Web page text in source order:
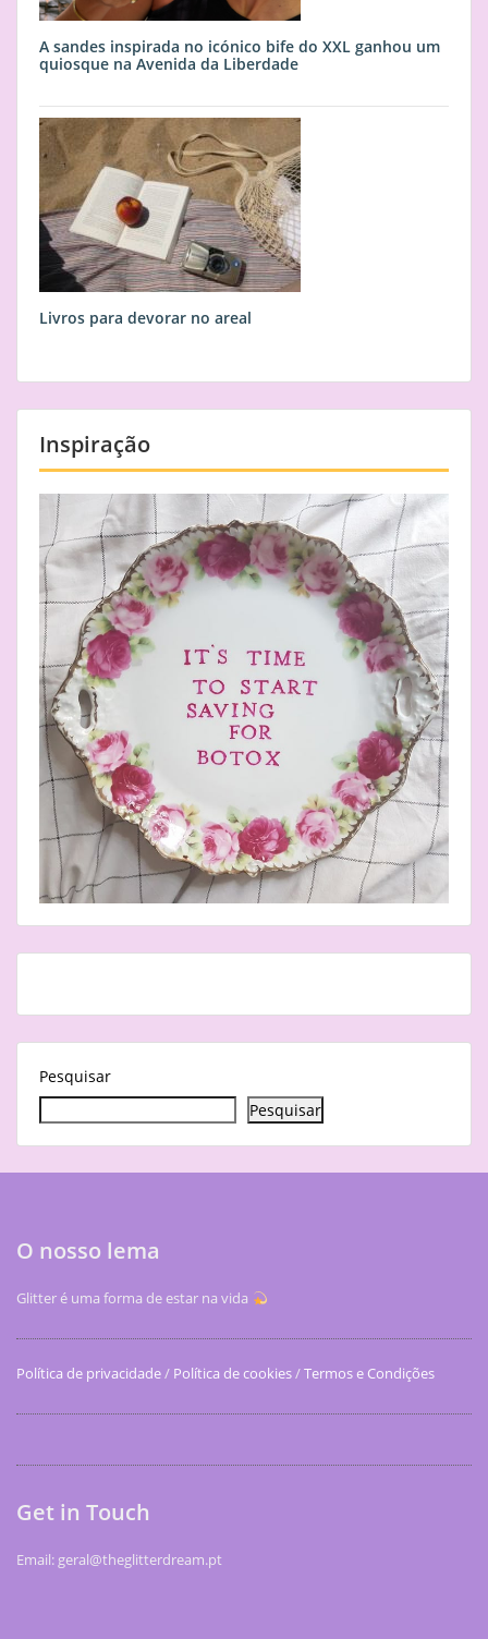
A sandes inspirada no icónico bife do XXL ganhou um
quiosque na Avenida da Liberdade
Livros para devorar no areal
Inspiração
Pesquisar
Pesquisar
O nosso lema
Glitter é uma forma de estar na vida
Política de privacidade/ Política de cookies/Termos e Condições
Get in Touch
Email: geral@theglitterdream.pt